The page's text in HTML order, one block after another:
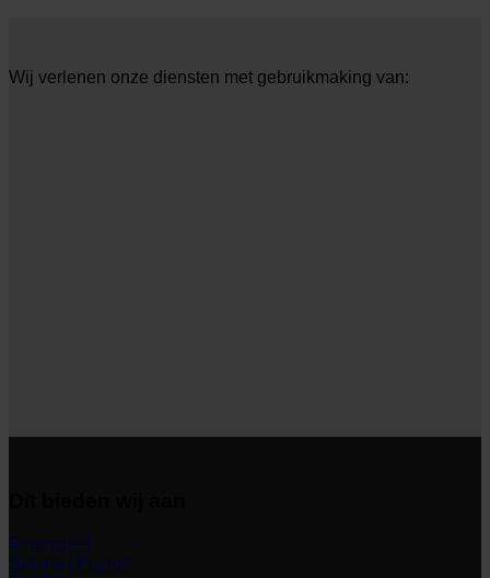
Wij verlenen onze diensten met gebruikmaking van:
Financieel
Salaris | Payroll